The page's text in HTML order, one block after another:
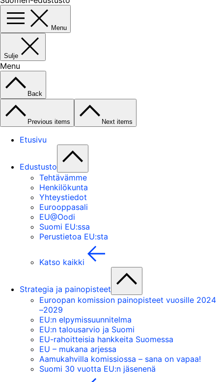
Menu
Sulje
Menu
Back
Previous items Next items
Etusivu
Edustusto
Tehtävämme
Henkilökunta
Yhteystiedot
Eurooppasali
EU@Oodi
Suomi EU:ssa
Perustietoa EU:sta
Katso kaikki
Strategia ja painopisteet
Euroopan komission painopisteet vuosille 2024
–2029
EU:n elpymissuunnitelma
EU:n talousarvio ja Suomi
EU-rahoitteisia hankkeita Suomessa
EU – mukana arjessa
Aamukahvilla komissiossa – sana on vapaa!
Suomi 30 vuotta EU:n jäsenenä